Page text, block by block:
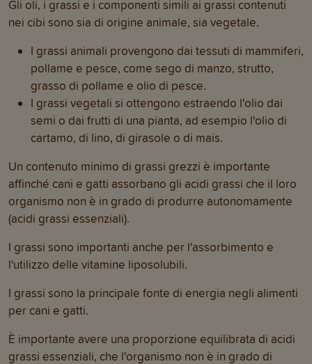
Gli oli, i grassi e i componenti simili ai grassi contenuti
nei cibi sono sia di origine animale, sia vegetale.
I grassi animali provengono dai tessuti di mammiferi,
pollame e pesce, come sego di manzo, strutto,
grasso di pollame e olio di pesce.
I grassi vegetali si ottengono estraendo l'olio dai
semi o dai frutti di una pianta, ad esempio l'olio di
cartamo, di lino, di girasole o di mais.
Un contenuto minimo di grassi grezzi è importante
affinché cani e gatti assorbano gli acidi grassi che il loro
organismo non è in grado di produrre autonomamente
(acidi grassi essenziali).
I grassi sono importanti anche per l'assorbimento e
l'utilizzo delle vitamine liposolubili.
I grassi sono la principale fonte di energia negli alimenti
per cani e gatti.
È importante avere una proporzione equilibrata di acidi
grassi essenziali, che l'organismo non è in grado di